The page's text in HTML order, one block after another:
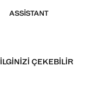
ASSISTANT
İLGINIZI ÇEKEBILIR